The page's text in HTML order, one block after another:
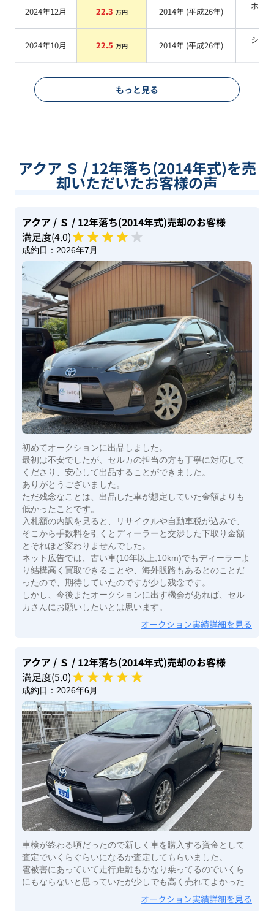
2024年12月 22.3 万円 2014年 (平成26年)
ホワ
2024年10月 22.5 万円 2014年 (平成26年)
シル
もっと見る
アクア Ｓ / 12年落ち(2014年式)を売
却いただいたお客様の声
アクア / Ｓ / 12年落ち(2014年式)売却のお客様
満足度(4.0)
成約日： 2026年7月
初めてオークションに出品しました。
最初は不安でしたが、セルカの担当の方も丁寧に対応して
くださり、安心して出品することができました。
ありがとうございました。
ただ残念なことは、出品した車が想定していた金額よりも
低かったことです。
入札額の内訳を見ると、リサイクルや自動車税が込みで、
そこから手数料を引くとディーラーと交渉した下取り金額
とそれほど変わりませんでした。
ネット広告では、古い車(10年以上,10km)でもディーラーよ
り結構高く買取できることや、海外販路もあるとのことだ
ったので、期待していたのですが少し残念です。
しかし、今後またオークションに出す機会があれば、セル
カさんにお願いしたいとは思います。
オークション実績詳細を見る
アクア / Ｓ / 12年落ち(2014年式)売却のお客様
満足度(5.0)
成約日： 2026年6月
車検が終わる頃だったので新しく車を購入する資金として
査定でいくらぐらいになるか査定してもらいました。
雹被害にあっていて走行距離もかなり乗ってるのでいくら
にもならないと思っていたが少しでも高く売れてよかった
オークション実績詳細を見る